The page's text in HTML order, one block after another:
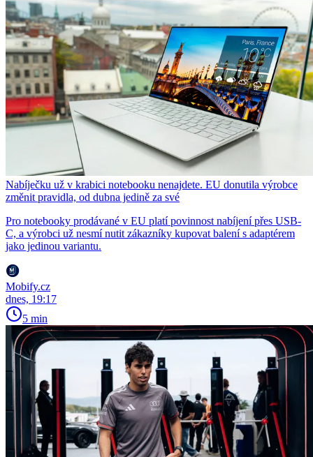
Nabíječku už v krabici notebooku nenajdete. EU donutila výrobce
změnit pravidla, od dubna jedině za své
Pro notebooky prodávané v EU platí povinnost nabíjení přes USB-
C, a výrobci už nesmí nutit zákazníky kupovat balení s adaptérem
jako jedinou variantu.
Mobify.cz
dnes, 19:17
5 min